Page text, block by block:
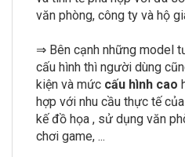
văn phòng, công ty và hộ
⇒ Bên cạnh những model
cấu hình thì người dùng
kiện và mức cấu hình cao
hợp với nhu cầu thực tế
kế đồ họa , sử dụng văn
chơi game, ...